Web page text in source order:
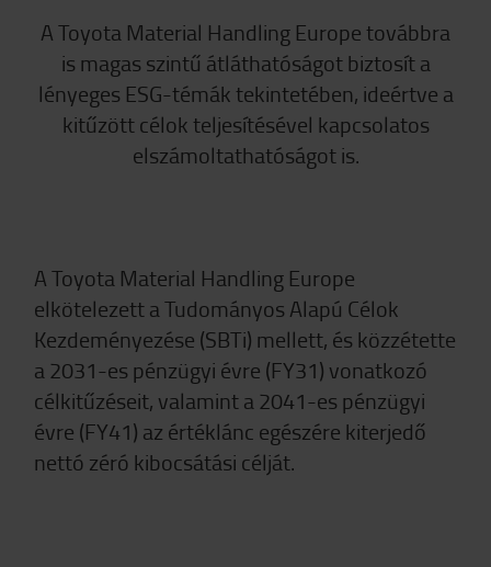
A Toyota Material Handling Europe továbbra
is magas szintű átláthatóságot biztosít a
lényeges ESG-témák tekintetében, ideértve a
kitűzött célok teljesítésével kapcsolatos
elszámoltathatóságot is.
A Toyota Material Handling Europe
elkötelezett a Tudományos Alapú Célok
Kezdeményezése (SBTi) mellett, és közzétette
a 2031-es pénzügyi évre (FY31) vonatkozó
célkitűzéseit, valamint a 2041-es pénzügyi
évre (FY41) az értéklánc egészére kiterjedő
nettó zéró kibocsátási célját.